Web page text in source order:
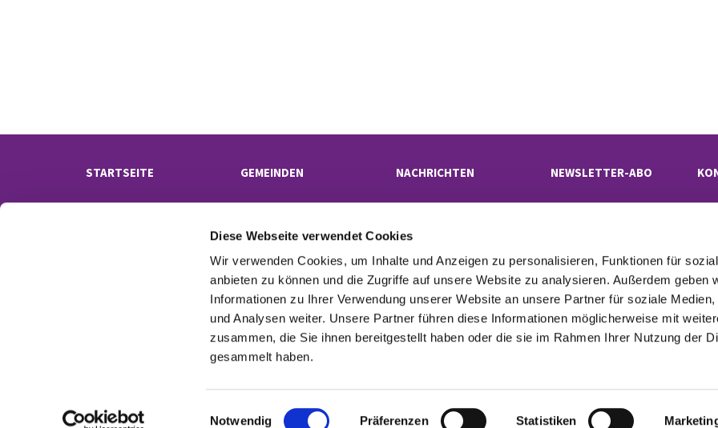
Diese Webseite verwendet Cookies
Wir verwenden Cookies, um Inhalte und Anzeigen zu personalisieren, Funktionen für
anbieten zu können und die Zugriffe auf unsere Website zu analysieren. Außerdem geben
Informationen zu Ihrer Verwendung unserer Website an unsere Partner für soziale Medien,
und Analysen weiter. Unsere Partner führen diese Informationen möglicherweise mit
zusammen, die Sie ihnen bereitgestellt haben oder die sie im Rahmen Ihrer Nutzung der
gesammelt haben.
Notwendig Präferenzen Statistiken
STARTSEITE GEMEINDEN NACHRICHTEN NEWSLETTER-ABO
· Rübelandstraße 9 B, 12053 Berlin
superintendentur(at)kk-neukoelln.de
Kontaktinformationen Cookie-Richtlinie Erklärung zur Barrierefreiheit